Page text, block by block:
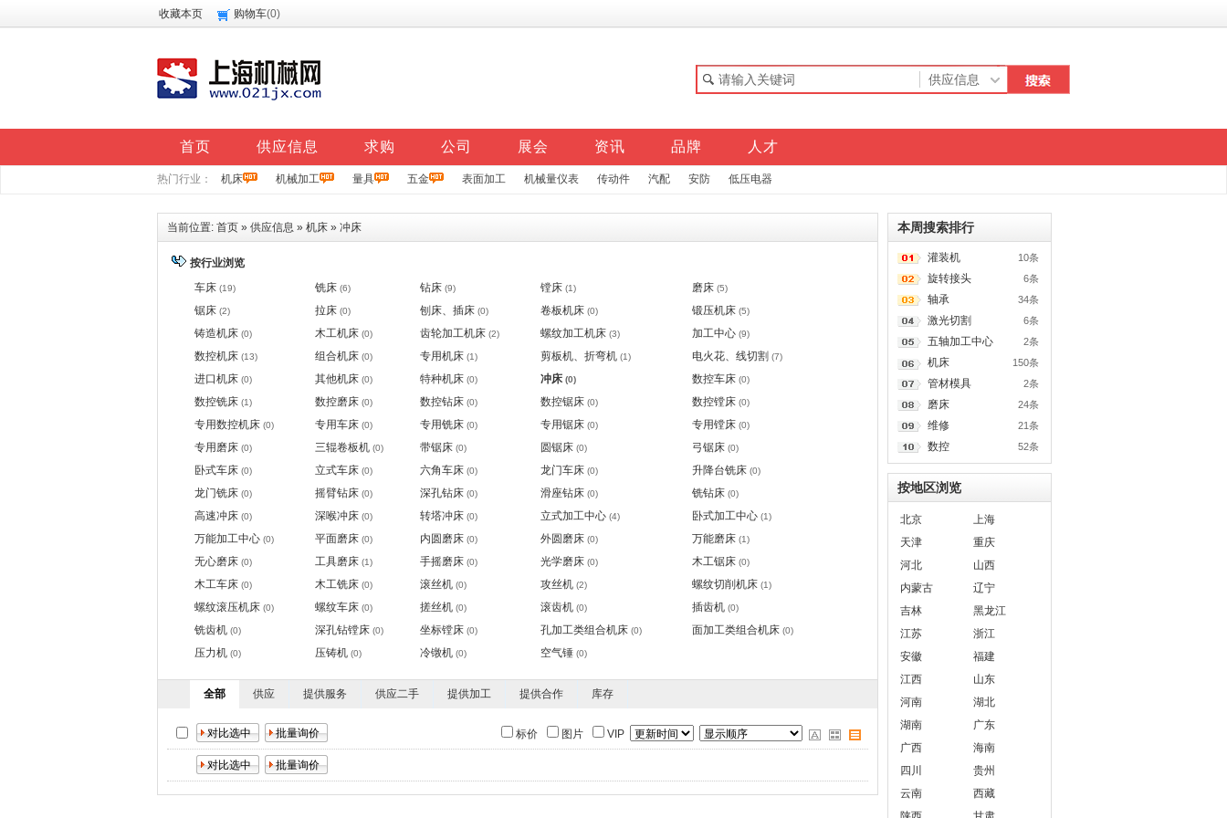
收藏本页 购物车(0)
首页 供应信息 求购 公司 展会 资讯 品牌 人才
热门行业： 机床 机械加工 量具 五金 表面加工 机械量仪表 传动件 汽配 安防 低压电器
当前位置: 首页 » 供应信息 » 机床 » 冲床
按行业浏览
车床 (19) 铣床 (6) 钻床 (9) 镗床 (1) 磨床 (5)
锯床 (2) 拉床 (0) 刨床、插床 (0) 卷板机床 (0) 锻压机床 (5)
铸造机床 (0) 木工机床 (0) 齿轮加工机床 (2) 螺纹加工机床 (3) 加工中心 (9)
数控机床 (13) 组合机床 (0) 专用机床 (1) 剪板机、折弯机 (1) 电火花、线切割 (7)
进口机床 (0) 其他机床 (0) 特种机床 (0) 冲床 (0) 数控车床 (0)
数控铣床 (1) 数控磨床 (0) 数控钻床 (0) 数控锯床 (0) 数控镗床 (0)
专用数控机床 (0) 专用车床 (0) 专用铣床 (0) 专用锯床 (0) 专用镗床 (0)
专用磨床 (0) 三辊卷板机 (0) 带锯床 (0) 圆锯床 (0) 弓锯床 (0)
卧式车床 (0) 立式车床 (0) 六角车床 (0) 龙门车床 (0) 升降台铣床 (0)
龙门铣床 (0) 摇臂钻床 (0) 深孔钻床 (0) 滑座钻床 (0) 铣钻床 (0)
高速冲床 (0) 深喉冲床 (0) 转塔冲床 (0) 立式加工中心 (4) 卧式加工中心 (1)
万能加工中心 (0) 平面磨床 (0) 内圆磨床 (0) 外圆磨床 (0) 万能磨床 (1)
无心磨床 (0) 工具磨床 (1) 手摇磨床 (0) 光学磨床 (0) 木工锯床 (0)
木工车床 (0) 木工铣床 (0) 滚丝机 (0) 攻丝机 (2) 螺纹切削机床 (1)
螺纹滚压机床 (0) 螺纹车床 (0) 搓丝机 (0) 滚齿机 (0) 插齿机 (0)
铣齿机 (0) 深孔钻镗床 (0) 坐标镗床 (0) 孔加工类组合机床 (0) 面加工类组合机床 (0)
压力机 (0) 压铸机 (0) 冷镦机 (0) 空气锤 (0)
全部 供应 提供服务 供应二手 提供加工 提供合作 库存
标价 图片 VIP
本周搜索排行
10条
灌装机
6条
旋转接头
34条
轴承
6条
激光切割
2条
五轴加工中心
150条
机床
2条
管材模具
24条
磨床
21条
维修
52条
数控
按地区浏览
北京
上海
天津
重庆
河北
山西
内蒙古
辽宁
吉林
黑龙江
江苏
浙江
安徽
福建
江西
山东
河南
湖北
湖南
广东
广西
海南
四川
贵州
云南
西藏